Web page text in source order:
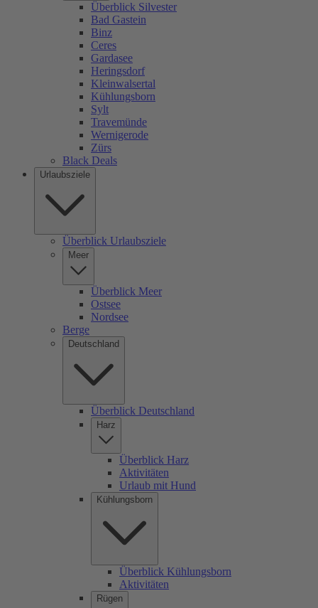
Überblick Silvester
Bad Gastein
Binz
Ceres
Gardasee
Heringsdorf
Kleinwalsertal
Kühlungsborn
Sylt
Travemünde
Wernigerode
Zürs
Black Deals
Urlaubsziele
Überblick Urlaubsziele
Meer
Überblick Meer
Ostsee
Nordsee
Berge
Deutschland
Überblick Deutschland
Harz
Überblick Harz
Aktivitäten
Urlaub mit Hund
Kühlungsborn
Überblick Kühlungsborn
Aktivitäten
Rügen